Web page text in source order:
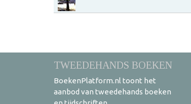
TWEEDEHANDS BOEKEN
BoekenPlatform.nl toont het
aanbod van tweedehands boeken